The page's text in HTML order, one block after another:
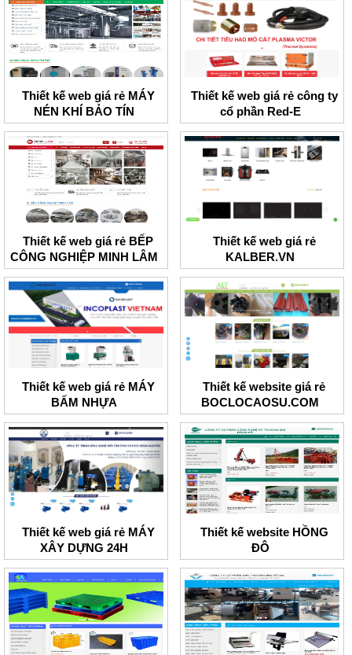
Thiết kế web giá rẻ MÁY
NÉN KHÍ BẢO TÍN
Thiết kế web giá rẻ công ty
cổ phần Red-E
Thiết kế web giá rẻ BẾP
CÔNG NGHIỆP MINH LÂM
Thiết kế web giá rẻ
KALBER.VN
Thiết kế web giá rẻ MÁY
BẤM NHỰA
Thiết kế website giá rẻ
BOCLOCAOSU.COM
Thiết kế web giá rẻ MÁY
XÂY DỰNG 24H
Thiết kế website HỒNG
ĐÔ